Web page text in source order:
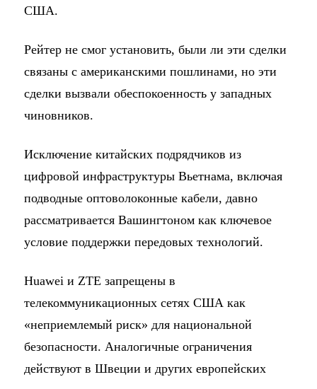
США.
Рейтер не смог установить, были ли эти сделки
связаны с американскими пошлинами, но эти
сделки вызвали обеспокоенность у западных
чиновников.
Исключение китайских подрядчиков из
цифровой инфраструктуры Вьетнама, включая
подводные оптоволоконные кабели, давно
рассматривается Вашингтоном как ключевое
условие поддержки передовых технологий.
Huawei и ZTE запрещены в
телекоммуникационных сетях США как
«неприемлемый риск» для национальной
безопасности. Аналогичные ограничения
действуют в Швеции и других европейских